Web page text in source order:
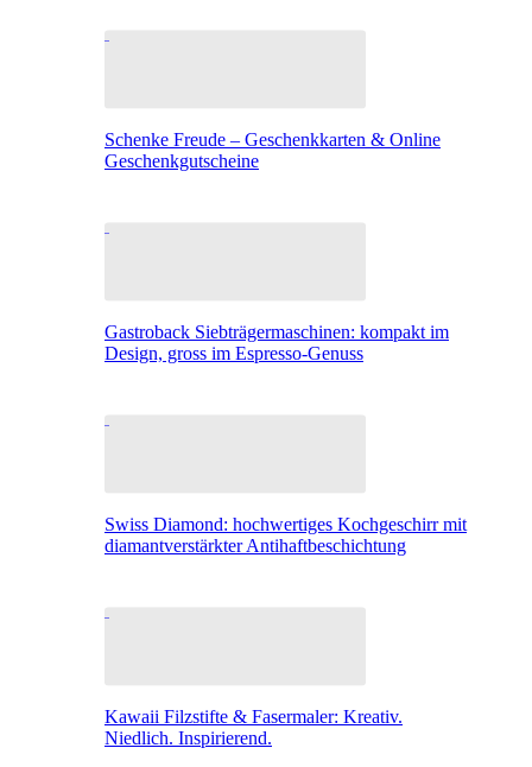
Schenke Freude – Geschenkkarten & Online
Geschenkgutscheine
Gastroback Siebträgermaschinen: kompakt im
Design, gross im Espresso-Genuss
Swiss Diamond: hochwertiges Kochgeschirr mit
diamantverstärkter Antihaftbeschichtung
Kawaii Filzstifte & Fasermaler: Kreativ.
Niedlich. Inspirierend.